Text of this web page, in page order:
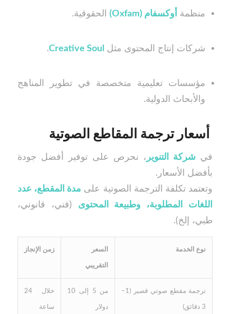
منظمة أوكسفام (Oxfam) الحقوقية.
شركات إنتاج المحتوى مثل Creative Soul
.
مؤسسات تعليمية متخصصة في تطوير المناهج
والأبحاث الدولية.
أسعار ترجمة المقاطع الصوتية
في شركة التنوير ، نحرص على توفير أفضل جودة
بأفضل الأسعار.
وتعتمد تكلفة الترجمة الصوتية على مدة المقطع، عدد
اللغات المطلوبة، وطبيعة المحتوى (فني، قانوني،
طبي، إلخ).
نوع الخدمة السعر
التقريبي
زمن الإنجاز
ترجمة مقطع صوتي قصير (1–
3 دقائق)
من 5 إلى 10
دولار
خلال 24
ساعة